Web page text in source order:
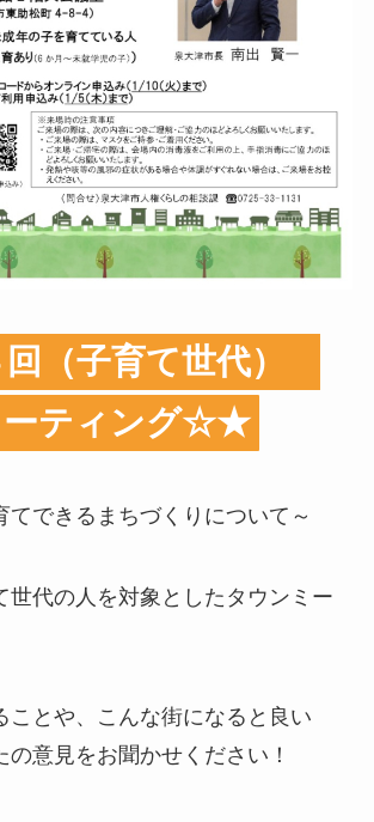
（子育て世代）
ーティング☆★
てできるまちづくりについて～
世代の人を対象としたタウンミー
ことや、こんな街になると良い
の意見をお聞かせください！